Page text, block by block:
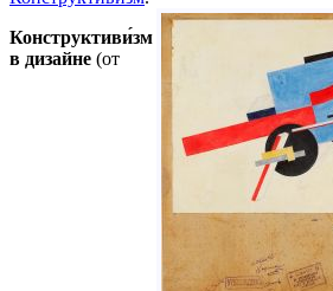
Конструктиви́зм
в дизайне (от